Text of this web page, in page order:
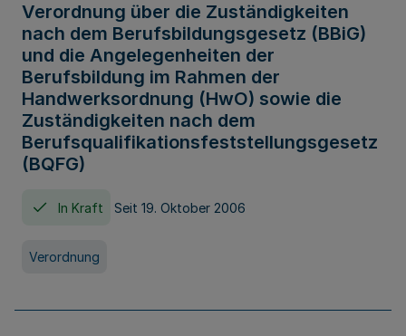
Verordnung über die Zuständigkeiten
nach dem Berufsbildungsgesetz (BBiG)
und die Angelegenheiten der
Berufsbildung im Rahmen der
Handwerksordnung (HwO) sowie die
Zuständigkeiten nach dem
Berufsqualifikationsfeststellungsgesetz
(BQFG)
In Kraft Seit 19. Oktober 2006
Verordnung